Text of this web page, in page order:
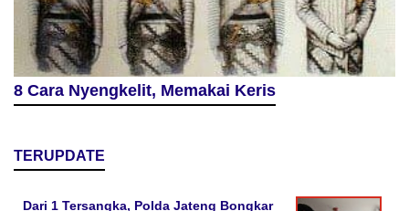
8 Cara Nyengkelit, Memakai Keris
TERUPDATE
Dari 1 Tersangka, Polda Jateng Bongkar